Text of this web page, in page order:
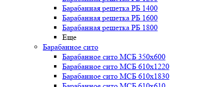
Барабанная решетка РБ 1400
Барабанная решетка РБ 1600
Барабанная решетка РБ 1800
Еще
Барабанное сито
Барабанное сито МСБ 350x600
Барабанное сито МСБ 610x1220
Барабанное сито МСБ 610x1830